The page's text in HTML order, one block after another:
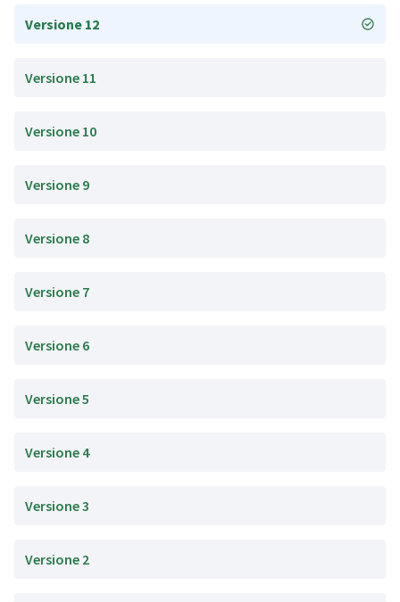
Versione 12
Versione 11
Versione 10
Versione 9
Versione 8
Versione 7
Versione 6
Versione 5
Versione 4
Versione 3
Versione 2